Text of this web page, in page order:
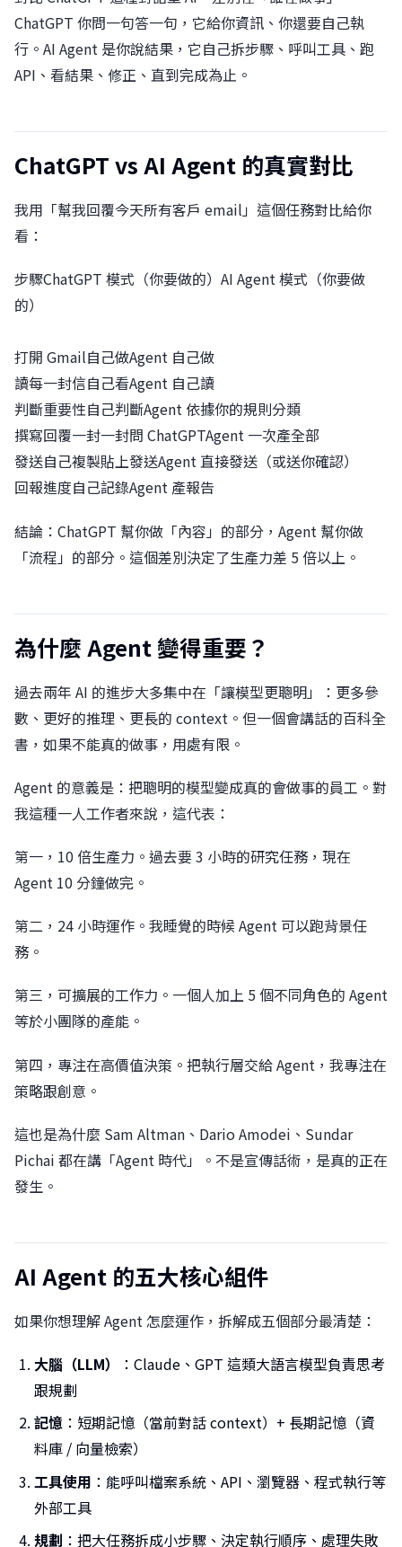
ChatGPT 你問一句答一句，它給你資訊、你還要自己執
行。AI Agent 是你說結果，它自己拆步驟、呼叫工具、跑
API、看結果、修正、直到完成為止。
ChatGPT vs AI Agent 的真實對比
我用「幫我回覆今天所有客戶 email」這個任務對比給你
看：
步驟ChatGPT 模式（你要做的）AI Agent 模式（你要做
的）
打開 Gmail自己做Agent 自己做
讀每一封信自己看Agent 自己讀
判斷重要性自己判斷Agent 依據你的規則分類
撰寫回覆一封一封問 ChatGPTAgent 一次產全部
發送自己複製貼上發送Agent 直接發送（或送你確認）
回報進度自己記錄Agent 產報告
結論：ChatGPT 幫你做「內容」的部分，Agent 幫你做
「流程」的部分。這個差別決定了生產力差 5 倍以上。
為什麼 Agent 變得重要？
過去兩年 AI 的進步大多集中在「讓模型更聰明」：更多參
數、更好的推理、更長的 context。但一個會講話的百科全
書，如果不能真的做事，用處有限。
Agent 的意義是：把聰明的模型變成真的會做事的員工。對
我這種一人工作者來說，這代表：
第一，10 倍生產力。過去要 3 小時的研究任務，現在
Agent 10 分鐘做完。
第二，24 小時運作。我睡覺的時候 Agent 可以跑背景任
務。
第三，可擴展的工作力。一個人加上 5 個不同角色的 Agent
等於小團隊的產能。
第四，專注在高價值決策。把執行層交給 Agent，我專注在
策略跟創意。
這也是為什麼 Sam Altman、Dario Amodei、Sundar
Pichai 都在講「Agent 時代」。不是宣傳話術，是真的正在
發生。
AI Agent 的五大核心組件
如果你想理解 Agent 怎麼運作，拆解成五個部分最清楚：
大腦（LLM）
：Claude、GPT 這類大語言模型負責思考
跟規劃
記憶 ：短期記憶（當前對話 context）+ 長期記憶（資
料庫 / 向量檢索）
工具使用 ：能呼叫檔案系統、API、瀏覽器、程式執行等
外部工具
規劃 ：把大任務拆成小步驟、決定執行順序、處理失敗